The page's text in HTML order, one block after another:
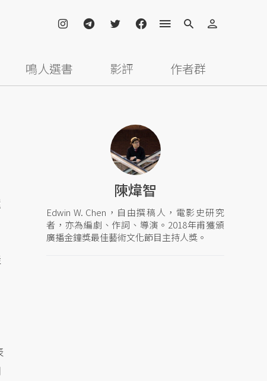
鳴人選書 影評 作者群
陳煒智
Edwin W. Chen，自由撰稿人，電影史研究
者，亦為編劇、作詞、導演。2018年甫獲頒
廣播金鐘獎最佳藝術文化節目主持人獎。